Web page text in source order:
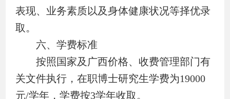
表现、业务素质以及身体健康状况等择优录
取。
六、学费标准
按照国家及广西价格、收费管理部门有
关文件执行，在职博士研究生学费为19000
元/学年，学费按3学年收取。